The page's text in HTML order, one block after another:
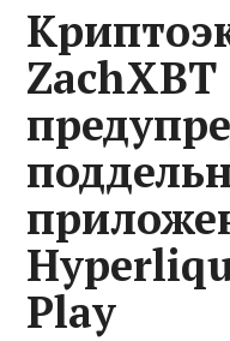
ZachXBT
Play